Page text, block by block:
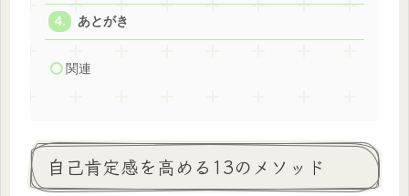
あとがき
関連
自己肯定感を高める13のメソッド